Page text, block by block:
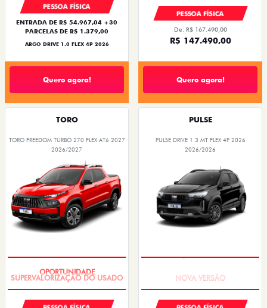
PESSOA FÍSICA
ENTRADA DE R$ 54.967,04 +30
PARCELAS DE R$ 1.379,00
ARGO DRIVE 1.0 FLEX 4P 2026
Quero agora!
PESSOA FÍSICA
De: R$ 167.490,00
R$ 147.490,00
Quero agora!
TORO
TORO FREEDOM TURBO 270 FLEX AT6 2027
2026/2027
PULSE
PULSE DRIVE 1.3 MT FLEX 4P 2026
2026/2026